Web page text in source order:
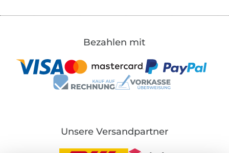
Bezahlen mit
Unsere Versandpartner